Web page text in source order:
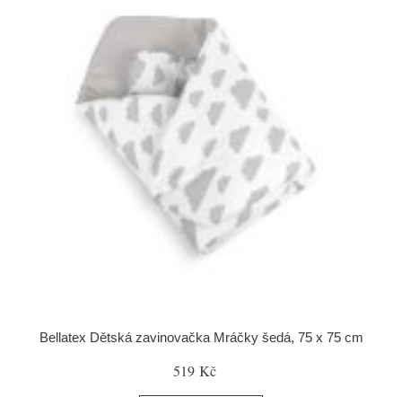
Bellatex Dětská zavinovačka Mráčky šedá, 75 x 75 cm
519 Kč